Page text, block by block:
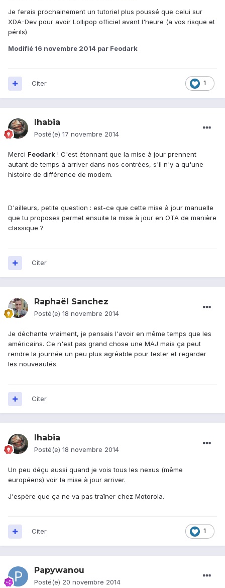
Je ferais prochainement un tutoriel plus poussé que celui sur
XDA-Dev pour avoir Lollipop officiel avant l'heure (a vos risque et
périls)
Modifié 16 novembre 2014 par Feodark
1
Citer
Ihabia
Posté(e) 17 novembre 2014
Merci Feodark ! C'est étonnant que la mise à jour prennent
autant de temps à arriver dans nos contrées, s'il n'y a qu'une
histoire de différence de modem.
D'ailleurs, petite question : est-ce que cette mise à jour manuelle
que tu proposes permet ensuite la mise à jour en OTA de manière
classique ?
Citer
Raphaël Sanchez
Posté(e) 18 novembre 2014
Je déchante vraiment, je pensais l'avoir en même temps que les
américains. Ce n'est pas grand chose une MAJ mais ça peut
rendre la journée un peu plus agréable pour tester et regarder
les nouveautés.
Citer
Ihabia
Posté(e) 18 novembre 2014
Un peu déçu aussi quand je vois tous les nexus (même
européens) voir la mise à jour arriver.
J'espère que ça ne va pas traîner chez Motorola.
1
Citer
Papywanou
Posté(e) 20 novembre 2014